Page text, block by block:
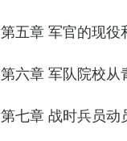
第五章 军官的现役
第六章 军队院校从
第七章 战时兵员动